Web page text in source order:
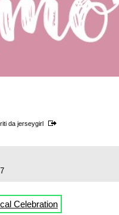
da jerseygirl
Celebration